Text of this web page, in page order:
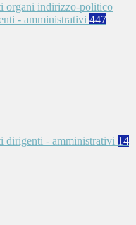
organi indirizzo-politico
- amministrativi 447
dirigenti - amministrativi 14